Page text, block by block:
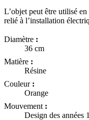
L’objet peut être utilisé
relié à l’installation
Diamètre :
36 cm
Matière :
Résine
Couleur :
Orange
Mouvement :
Design des années